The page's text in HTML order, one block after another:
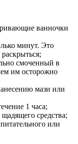
ванночки
минут. Это
смоченный в
им осторожно
мази или
1 часа;
средства;
или